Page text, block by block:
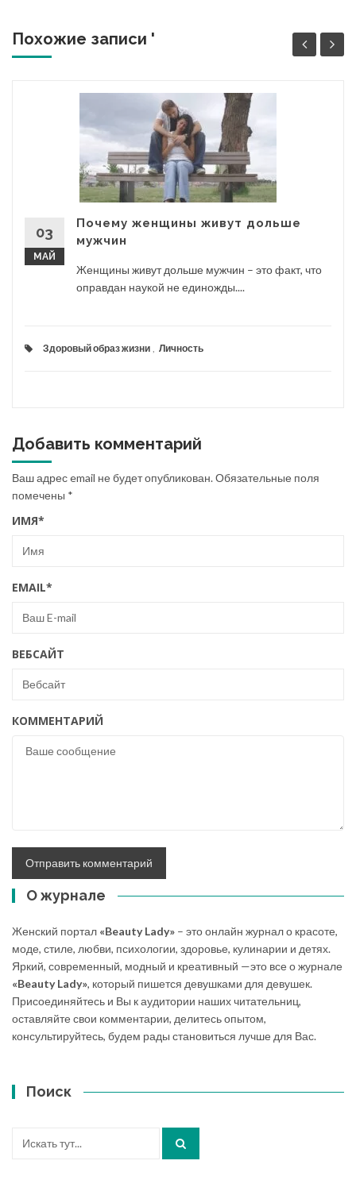
Похожие записи '
03
МАЙ
Почему женщины живут дольше
мужчин
Женщины живут дольше мужчин – это факт, что
оправдан наукой не единожды....
Здоровый образ жизни Личность
Добавить комментарий
Ваш адрес email не будет опубликован.Обязательные поля
помечены *
ИМЯ*
EMAIL*
ВЕБСАЙТ
КОММЕНТАРИЙ
О журнале
Женский портал «Beauty Lady» – это онлайн журнал о красоте,
моде, стиле, любви, психологии, здоровье, кулинарии и детях.
Яркий, современный, модный и креативный —это все о журнале
«Beauty Lady», который пишется девушками для девушек.
Присоединяйтесь и Вы к аудитории наших читательниц,
оставляйте свои комментарии, делитесь опытом,
консультируйтесь, будем рады становиться лучше для Вас.
Поиск